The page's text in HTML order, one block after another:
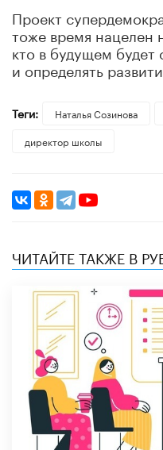
Проект
тоже время нацелен
кто в будущем будет
и определять
Теги: Наталья Созинова
директор школы
ЧИТАЙТЕ ТАКЖЕ В